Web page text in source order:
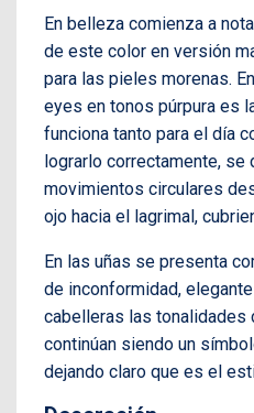
En belleza comienza a
de este color en versión
para las pieles morenas.
eyes en tonos púrpura es
funciona tanto para el día
lograrlo correctamente, se
movimientos circulares
ojo hacia el lagrimal,
En las uñas se presenta
de inconformidad,
cabelleras las tonalidades
continúan siendo un
dejando claro que es el